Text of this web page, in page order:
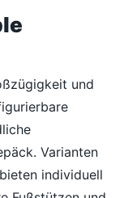
und
Varianten
individuell